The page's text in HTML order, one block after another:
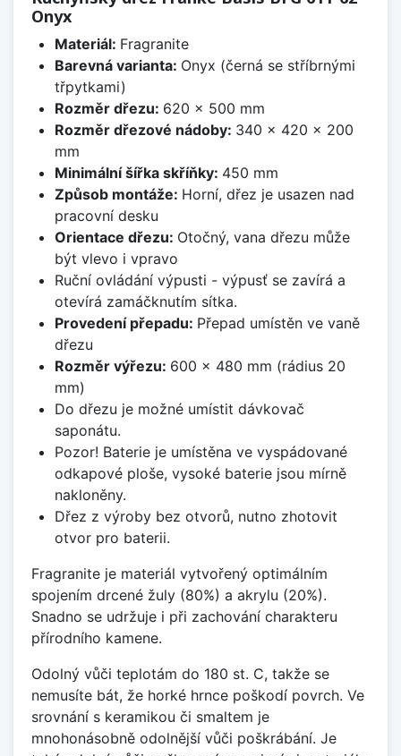
Onyx
Materiál: Fragranite
Barevná varianta: Onyx (černá se stříbrnými
třpytkami)
Rozměr dřezu: 620 x 500 mm
Rozměr dřezové nádoby: 340 x 420 x 200
mm
Minimální šířka skříňky: 450 mm
Způsob montáže: Horní, dřez je usazen nad
pracovní desku
Orientace dřezu: Otočný, vana dřezu může
být vlevo i vpravo
Ruční ovládání výpusti - výpusť se zavírá a
otevírá zamáčknutím sítka.
Provedení přepadu: Přepad umístěn ve vaně
dřezu
Rozměr výřezu: 600 x 480 mm (rádius 20
mm)
Do dřezu je možné umístit dávkovač
saponátu.
Pozor! Baterie je umístěna ve vyspádované
odkapové ploše, vysoké baterie jsou mírně
nakloněny.
Dřez z výroby bez otvorů, nutno zhotovit
otvor pro baterii.
Fragranite je materiál vytvořený optimálním
spojením drcené žuly (80%) a akrylu (20%).
Snadno se udržuje i při zachování charakteru
přírodního kamene.
Odolný vůči teplotám do 180 st. C, takže se
nemusíte bát, že horké hrnce poškodí povrch. Ve
srovnání s keramikou či smaltem je
mnohonásobně odolnější vůči poškrábání. Je